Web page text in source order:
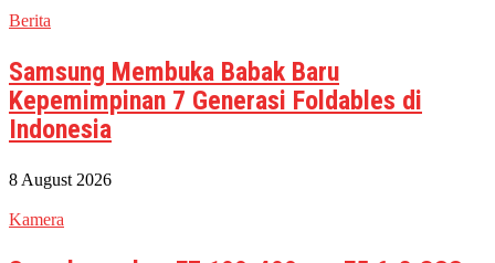
Berita
Samsung Membuka Babak Baru
Kepemimpinan 7 Generasi Foldables di
Indonesia
8 August 2026
Kamera